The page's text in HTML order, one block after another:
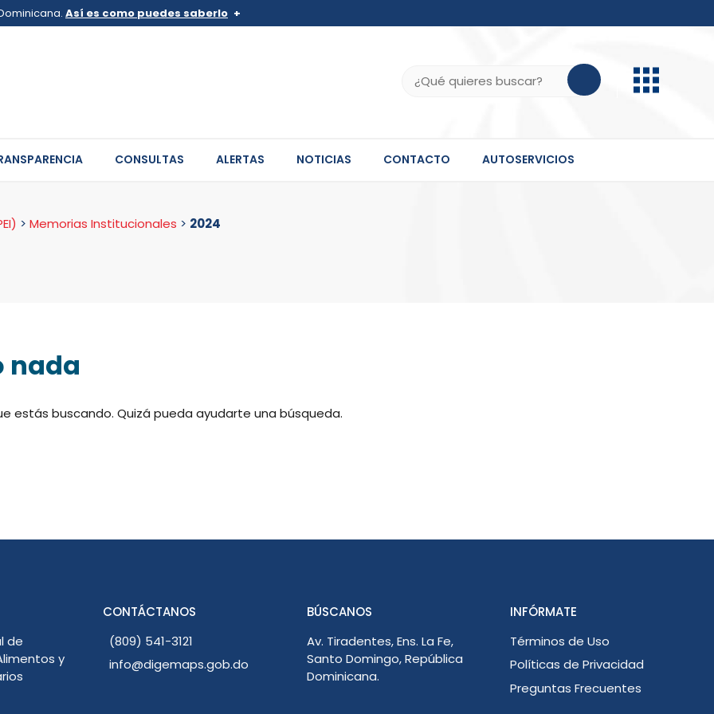
Así es como puedes saberlo
de .gob.do o .gov.do. Comparte información confidencial solo en este tipo de
CONSULTAS ALERTAS NOTICIAS CONTACTO AUTOSERVICIOS
> Memorias Institucionales > 2024
nada
estás buscando. Quizá pueda ayudarte una búsqueda.
de
y
CONTÁCTANOS
(809) 541-3121
info@digemaps.gob.do
BÚSCANOS
Av. Tiradentes, Ens. La Fe,
Santo Domingo, República
Dominicana.
INFÓRMATE
Términos de Uso
Políticas de Privacidad
Preguntas Frecuentes